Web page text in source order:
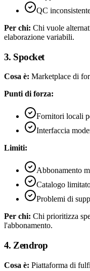
QC
Per chi: Chi vuole
elaborazione variabili.
3. Spocket
Cosa è: Marketplace di
Punti di forza:
Fornitori locali
Interfaccia
Limiti:
Abbonamento
Catalogo
Problemi di
Per chi: Chi prioritizza
l'abbonamento.
4. Zendrop
Cosa è: Piattaforma di